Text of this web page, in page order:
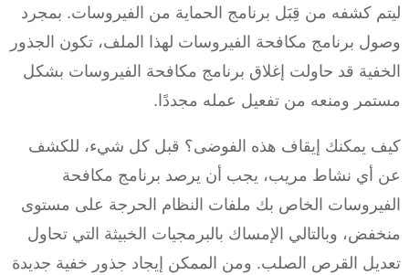
ليتم كشفه من قِبَل برنامج الحماية من الفيروسات. بمجرد
وصول برنامج مكافحة الفيروسات لهذا الملف، تكون الجذور
الخفية قد حاولت إغلاق برنامج مكافحة الفيروسات بشكل
مستمر ومنعه من تفعيل عمله مجددًا.
كيف يمكنك إيقاف هذه الفوضى؟ قبل كل شيء، للكشف
عن أي نشاط مريب، يجب أن يرصد برنامج مكافحة
الفيروسات الخاص بك ملفات النظام الحرجة على مستوى
منخفض، وبالتالي الإمساك بالبرمجيات الخبيثة التي تحاول
تعديل القرص الصلب. ومن الممكن إيجاد جذور خفية جديدة